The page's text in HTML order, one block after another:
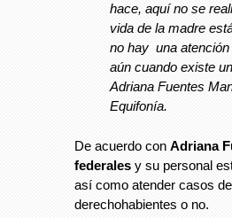
hace, aquí no se
vida de la madre
no hay una
aún cuando existe
Adriana Fuentes
Equifonía.
De acuerdo con Adriana
federales y su personal
así como atender casos
derechohabientes o no.